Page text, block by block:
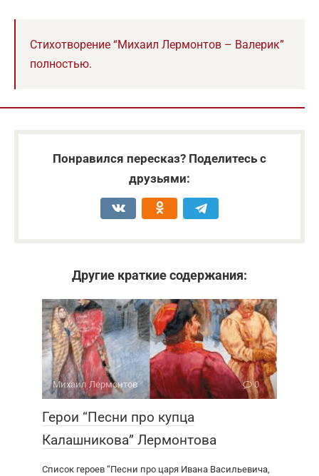
Стихотворение “Михаил Лермонтов – Валерик”
полностью.
Понравился пересказ? Поделитесь с
друзьями:
Другие краткие содержания:
Михаил Лермонтов 0
Герои “Песни про купца
Калашникова” Лермонтова
Список героев “Песни про царя Ивана Васильевича,